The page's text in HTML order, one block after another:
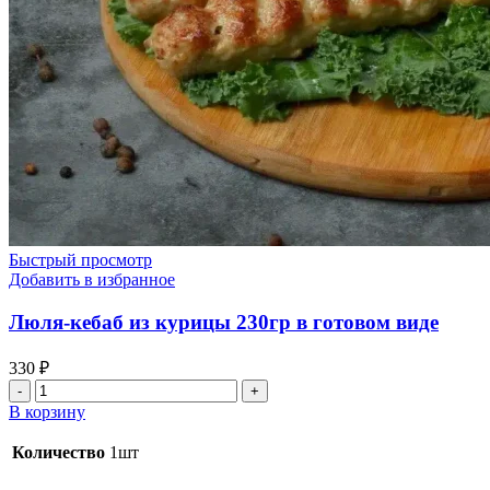
Быстрый просмотр
Добавить в избранное
Люля-кебаб из курицы 230гр в готовом виде
330 ₽
Количество
товара
Люля-
кебаб
В корзину
Количество 1шт